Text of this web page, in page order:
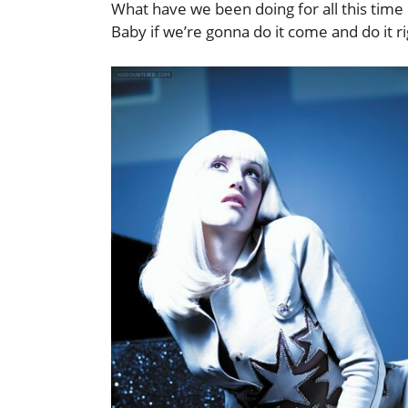
What have we been doing for all this time
Baby if we’re gonna do it come and do it